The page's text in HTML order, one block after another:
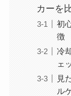
カーを
初
徴
冷
ェ
見
ル